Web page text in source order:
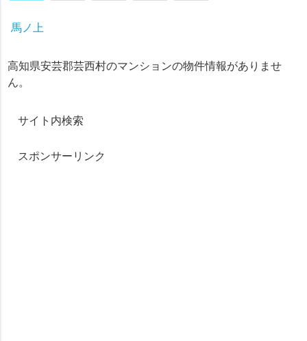
馬ノ上
高知県安芸郡芸西村のマンションの物件情報がありませ
ん。
サイト内検索
スポンサーリンク